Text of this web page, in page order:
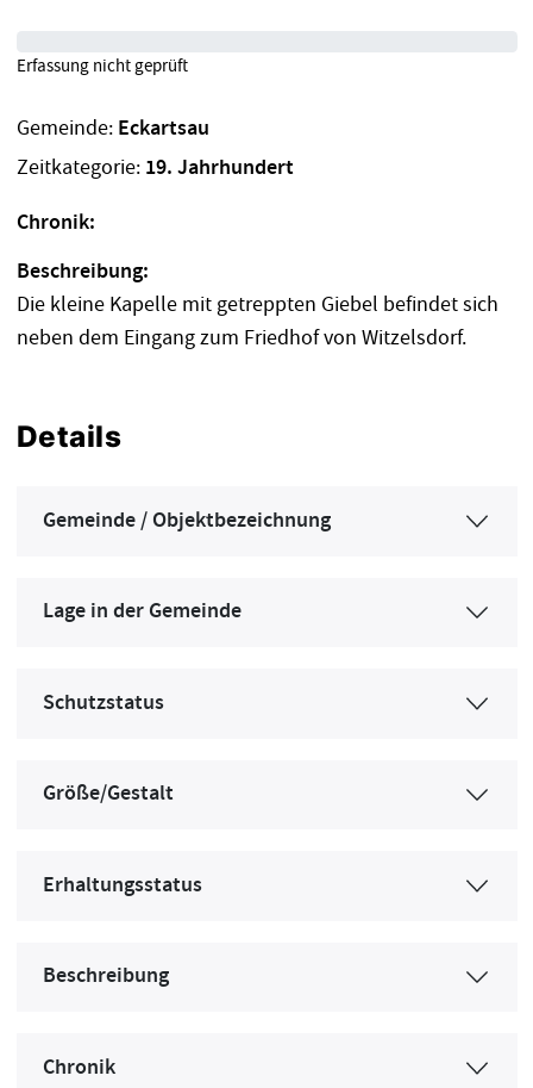
Gemeinde: Eckartsau
Zeitkategorie: 19. Jahrhundert
Chronik:
Beschreibung:
Die kleine Kapelle mit getreppten Giebel befindet sich
neben dem Eingang zum Friedhof von Witzelsdorf.
Details
Gemeinde / Objektbezeichnung
Lage in der Gemeinde
Schutzstatus
Größe/Gestalt
Erhaltungsstatus
Beschreibung
Chronik
Erfassung nicht geprüft